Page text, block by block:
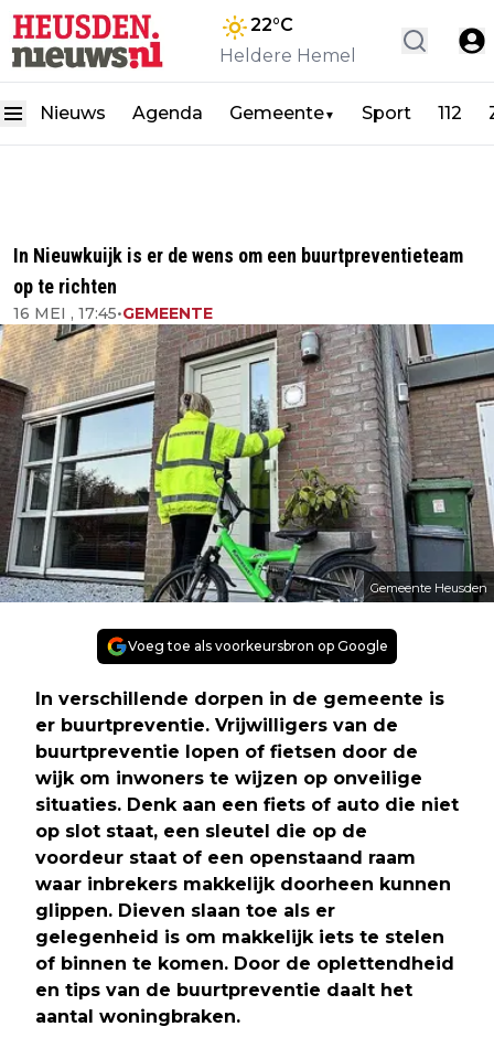
22°C
Heldere Hemel
Nieuws Agenda Gemeente▼ Sport 112
In Nieuwkuijk is er de wens om een buurtpreventieteam
op te richten
16 MEI , 17:45•GEMEENTE
Gemeente Heusden
Voeg toe als voorkeursbron op Google
In verschillende dorpen in de gemeente is
er buurtpreventie. Vrijwilligers van de
buurtpreventie lopen of fietsen door de
wijk om inwoners te wijzen op onveilige
situaties. Denk aan een fiets of auto die niet
op slot staat, een sleutel die op de
voordeur staat of een openstaand raam
waar inbrekers makkelijk doorheen kunnen
glippen. Dieven slaan toe als er
gelegenheid is om makkelijk iets te stelen
of binnen te komen. Door de oplettendheid
en tips van de buurtpreventie daalt het
aantal woningbraken.